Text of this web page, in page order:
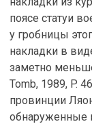
поясе статуи
у гробницы
накладки в
заметно
Tomb, 1989, P.
провинции
обнаруженные